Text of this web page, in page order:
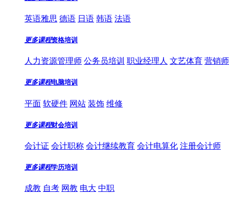
英语雅思 德语 日语 韩语 法语
更多课程资格培训
人力资源管理师 公务员培训 职业经理人 文艺体育 营销
更多课程电脑培训
平面 软硬件 网站 装饰 维修
更多课程财会培训
会计证 会计职称 会计继续教育 会计电算化 注册会计师
更多课程学历培训
成教 自考 网教 电大 中职